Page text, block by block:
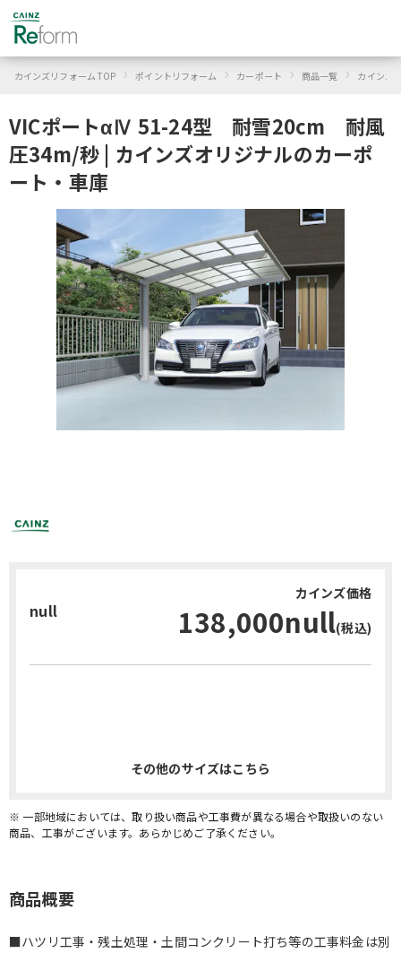
カインズリフォーム TOP › ポイントリフォーム › カーポート › 商品一覧 › カインズ
VICポートαⅣ 51-24型 耐雪20cm 耐風
圧34m/秒 | カインズオリジナルのカーポ
ート・車庫
null
カインズ価格
138,000null(税込)
その他のサイズはこちら
※ 一部地域においては、取り扱い商品や工事費が異なる場合や取扱いのない
商品、工事がございます。あらかじめご了承ください。
商品概要
■ハツリ工事・残土処理・土間コンクリート打ち等の工事料金は別